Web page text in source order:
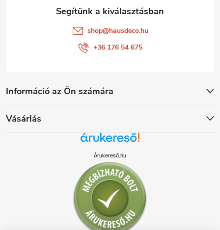
Információ az Ön számára
Vásárlás
shop@hausdeco.hu
+36 176 54 675
Árukereső.hu